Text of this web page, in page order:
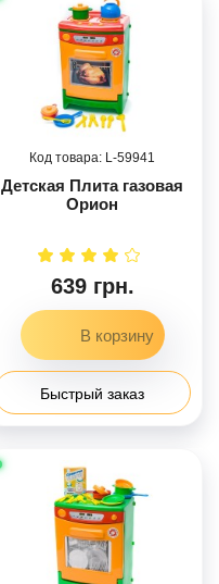
59941
Детская Плита газовая
Орион
639 грн.
Быстрый заказ